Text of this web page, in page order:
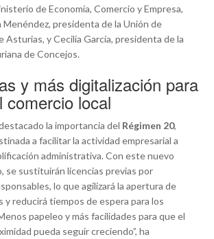
de Economía, Comercio y Empresa,
Menéndez, presidenta de la Unión de
Asturias, y Cecilia García, presidenta de la
de Concejos.
y más digitalización para
comercio local
la importancia del Régimen 20,
a facilitar la actividad empresarial a
administrativa. Con este nuevo
se sustituirán licencias previas por
lo que agilizará la apertura de
y reducirá tiempos de espera para los
papeleo y más facilidades para que el
pueda seguir creciendo”, ha